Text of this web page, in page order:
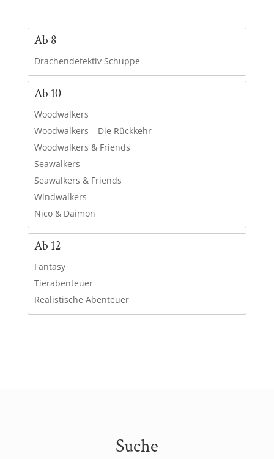
Ab 8
Drachendetektiv Schuppe
Ab 10
Woodwalkers
Woodwalkers – Die Rückkehr
Woodwalkers & Friends
Seawalkers
Seawalkers & Friends
Windwalkers
Nico & Daimon
Ab 12
Fantasy
Tierabenteuer
Realistische Abenteuer
Suche